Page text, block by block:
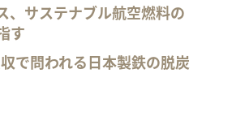
、サステナブル航空燃料の
す
で問われる日本製鉄の脱炭